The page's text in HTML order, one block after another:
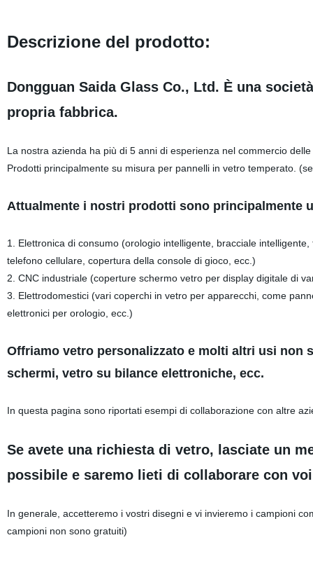
Descrizione del prodotto:
Dongguan Saida Glass Co., Ltd. È una
propria fabbrica.
La nostra azienda ha più di 5 anni di esperienza nel commercio
Prodotti principalmente su misura per pannelli in vetro temperato.
Attualmente i nostri prodotti sono principalmente
1. Elettronica di consumo (orologio intelligente, bracciale
telefono cellulare, copertura della console di gioco, ecc.)
2. CNC industriale (coperture schermo vetro per display digitale di
3. Elettrodomestici (vari coperchi in vetro per apparecchi, come
elettronici per orologio, ecc.)
Offriamo vetro personalizzato e molti altri usi non
schermi, vetro su bilance elettroniche, ecc.
In questa pagina sono riportati esempi di collaborazione con altre
Se avete una richiesta di vetro, lasciate un
possibile e saremo lieti di collaborare con
In generale, accetteremo i vostri disegni e vi invieremo i campioni
campioni non sono gratuiti)